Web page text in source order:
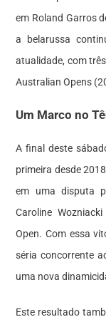
em Roland Garros
a belarussa
atualidade, com
Australian Opens
Um Marco no
A final deste
primeira desde
em uma disputa
Caroline
Open. Com essa
séria concorrente
uma nova
Este resultado